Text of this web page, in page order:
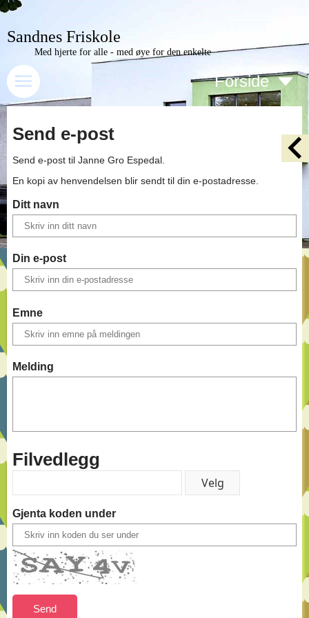
Sandnes Friskole
Med hjerte for alle - med øye for den enkelte
Forside
Send e-post
Send e-post til Janne Gro Espedal.
En kopi av henvendelsen blir sendt til din e-postadresse.
Ditt navn
Din e-post
Emne
Melding
Filvedlegg
Gjenta koden under